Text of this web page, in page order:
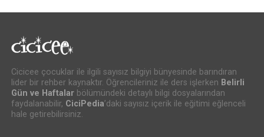
Cicicee çocuklar ile ilgili sayısız bilgiyi bünyesinde barındıran
lider bir rehber kaynaktır. Öğrencileriniz ile ders işlerken Belirli
Gün ve Haftalarbölümündeki detaylı bilgi dosyalarından
faydalanabilir, CiciPedia’daki sayısız içerik ile eğitimi eğlenceli
hale getirebilirsiniz.